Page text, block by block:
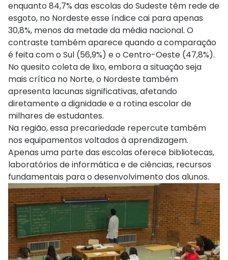
enquanto 84,7% das escolas do Sudeste têm rede de
esgoto, no Nordeste esse índice cai para apenas
30,8%, menos da metade da média nacional. O
contraste também aparece quando a comparação
é feita com o Sul (56,9%) e o Centro-Oeste (47,8%).
No quesito coleta de lixo, embora a situação seja
mais crítica no Norte, o Nordeste também
apresenta lacunas significativas, afetando
diretamente a dignidade e a rotina escolar de
milhares de estudantes.
Na região, essa precariedade repercute também
nos equipamentos voltados à aprendizagem.
Apenas uma parte das escolas oferece bibliotecas,
laboratórios de informática e de ciências, recursos
fundamentais para o desenvolvimento dos alunos.